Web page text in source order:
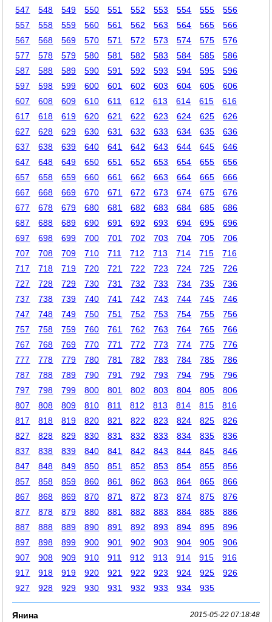
547
548 549 550 551 552 553 554 555
556
557
558 559 560 561 562 563 564 565
566
567
568 569 570 571 572 573 574 575
576
577
578 579 580 581 582 583 584 585
586
587
588 589 590 591 592 593 594 595
596
597
598 599 600 601 602 603 604 605
606
607
608 609 610 611 612 613 614 615
616
617
618 619 620 621 622 623 624 625
626
627
628 629 630 631 632 633 634 635
636
637
638 639 640 641 642 643 644 645
646
647
648 649 650 651 652 653 654 655
656
657
658 659 660 661 662 663 664 665
666
667
668 669 670 671 672 673 674 675
676
677
678 679 680 681 682 683 684 685
686
687
688 689 690 691 692 693 694 695
696
697
698 699 700 701 702 703 704 705
706
707
708 709 710 711 712 713 714 715
716
717
718 719 720 721 722 723 724 725
726
727
728 729 730 731 732 733 734 735
736
737
738 739 740 741 742 743 744 745
746
747
748 749 750 751 752 753 754 755
756
757
758 759 760 761 762 763 764 765
766
767
768 769 770 771 772 773 774 775
776
777
778 779 780 781 782 783 784 785
786
787
788 789 790 791 792 793 794 795
796
797
798 799 800 801 802 803 804 805
806
807
808 809 810 811 812 813 814 815
816
817
818 819 820 821 822 823 824 825
826
827
828 829 830 831 832 833 834 835
836
837
838 839 840 841 842 843 844 845
846
847
848 849 850 851 852 853 854 855
856
857
858 859 860 861 862 863 864 865
866
867
868 869 870 871 872 873 874 875
876
877
878 879 880 881 882 883 884 885
886
887
888 889 890 891 892 893 894 895
896
897
898 899 900 901 902 903 904 905
906
907
908 909 910 911 912 913 914 915
916
917
918 919 920 921 922 923 924 925
926
927
928 929 930 931 932 933 934 935
Янина 2015-05-22 07:18:48